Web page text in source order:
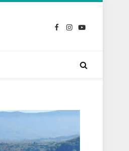
Facebook
Instagram
YouTube